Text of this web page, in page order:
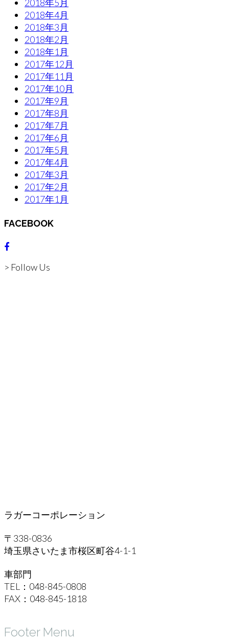
2018年5月
2018年4月
2018年3月
2018年2月
2018年1月
2017年12月
2017年11月
2017年10月
2017年9月
2017年8月
2017年7月
2017年6月
2017年5月
2017年4月
2017年3月
2017年2月
2017年1月
FACEBOOK
> Follow Us
ラガーコーポレーション
〒338-0836
埼玉県さいたま市桜区町谷4-1-1
車部門
TEL：048-845-0808
FAX：048-845-1818
Footer Menu